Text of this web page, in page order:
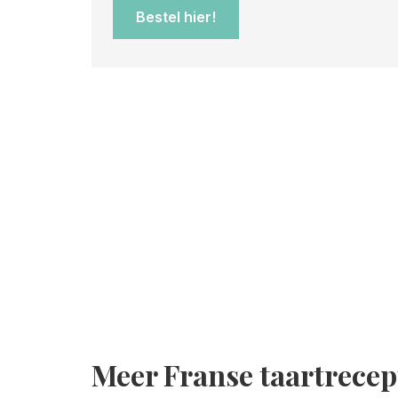
Bestel hier!
Meer Franse